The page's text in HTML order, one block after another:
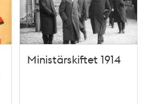
Ministärskiftet 1914